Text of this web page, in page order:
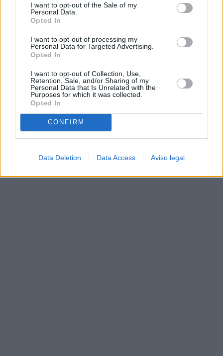
cualquier momento entrando de nuevo en este sitio web o
visitando nuestra política de privacidad.
I want to opt-out of the Sale of my
Personal Data.
Opted In
I want to opt-out of processing my
Personal Data for Targeted Advertising.
Opted In
I want to opt-out of Collection, Use,
Retention, Sale, and/or Sharing of my
Personal Data that Is Unrelated with the
Purposes for which it was collected.
Opted In
CONFIRM
Data Deletion Data Access Aviso legal